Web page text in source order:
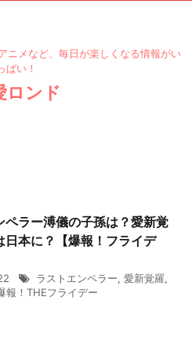
ニメなど、毎日が楽しくなる情報がい
ぱい！
ロンド
ペラー溥儀の子孫は？愛新覚
日本に？【爆報！フライデ
ラストエンペラー, 愛新覚羅,
報！THEフライデー